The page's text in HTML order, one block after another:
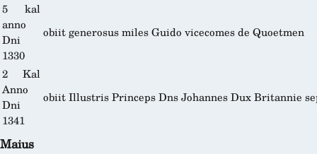
5 kal
anno
Dni
1330
obiit generosus miles Guido vicecomes de Quoetmen
2 Kal
Anno
Dni
1341
obiit Illustris Princeps Dns Johannes Dux Britannie
Maius